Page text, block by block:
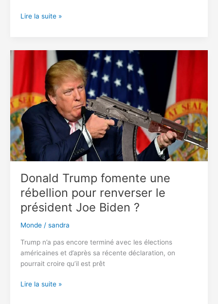
Un
construite
pour
sa
copine
après
la
rupture
Lire la suite »
Donald Trump fomente une
rébellion pour renverser le
président Joe Biden ?
Monde/ sandra
Trump n’a pas encore terminé avec les élections
américaines et d’après sa récente déclaration, on
pourrait croire qu’il est prêt
Donald
Lire la suite »